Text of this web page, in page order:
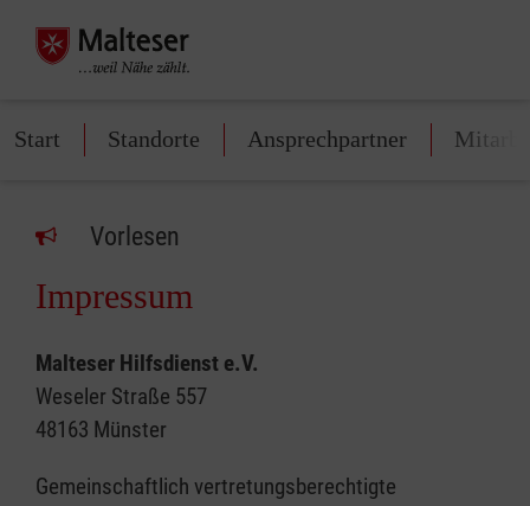
Start Standorte Ansprechpartner
Vorlesen
Impressum
Malteser Hilfsdienst e.V.
Weseler Straße 557
48163 Münster
Gemeinschaftlich vertretungsberechtigte